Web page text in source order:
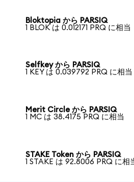
Bloktopia から PARSIQ
1 BLOK は 0.012171 PRQ に相当
Selfkey から PARSIQ
1 KEY は 0.039792 PRQ に相当
Merit Circle から PARSIQ
1 MC は 38.4175 PRQ に相当
STAKE Token から PARSIQ
1 STAKE は 92.8006 PRQ に相